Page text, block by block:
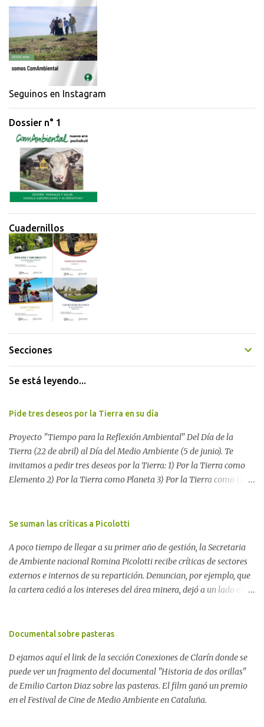
e
t
a
i
o
s
Seguinos en Instagram
Dossier n° 1
Cuadernillos
Secciones
Se está leyendo...
Pide tres deseos por la Tierra en su día
Proyecto "Tiempo para la Reflexión Ambiental" Del Día de la
Tierra (22 de abril) al Día del Medio Ambiente (5 de junio). Te
invitamos a pedir tres deseos por la Tierra: 1) Por la Tierra como
Elemento 2) Por la Tierra como Planeta 3) Por la Tierra como Casa
blog para reunir todos los pedidos. Si no tenés una página web,
blogambiental@yahoo.com.ar Difundí este mensaje. Unamos
nuestras voces para que nos escuchen Ver más sobre el Proyecto
"Tiempo para la reflexión ambiental" Los deseos pueden
expresarse poéticamente: Ver "Oda a la Tierra" Nuestros tres
como naturaleza y no como recurso natural. Proyecto para ONGs:
Se suman las críticas a Picolotti
A poco tiempo de llegar a su primer año de gestión, la Secretaria
de Ambiente nacional Romina Picolotti recibe críticas de sectores
externos e internos de su repartición. Denuncian, por ejemplo, que
la cartera cedió a los intereses del área minera, dejó a un lado el
algún tipo de contaminación y las organizaciones dedicadas a
Temen que en el año electoral, la gestión ambiental pierda una
gran oportunidad de cambio y sea usada en su contra. La RENACE
contra el acercamiento de Picolotti a Minería La semana pasada,
la Red Nacional de Acción Ecologista exigió la renuncia de Romina
Documental sobre pasteras
D ejamos aquí el link de la sección Conexiones de Clarín donde se
puede ver un fragmento del documental "Historia de dos orillas"
de Emilio Carton Diaz sobre las pasteras. El film ganó un premio
en el Festival de Cine de Medio Ambiente en Cataluña.